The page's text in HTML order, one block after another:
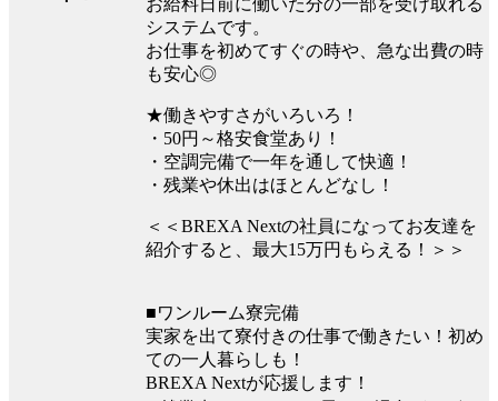
お給料日前に働いた分の一部を受け取れる
システムです。
お仕事を初めてすぐの時や、急な出費の時
も安心◎
★働きやすさがいろいろ！
・50円～格安食堂あり！
・空調完備で一年を通して快適！
・残業や休出はほとんどなし！
＜＜BREXA Nextの社員になってお友達を
紹介すると、最大15万円もらえる！＞＞
■ワンルーム寮完備
実家を出て寮付きの仕事で働きたい！初め
ての一人暮らしも！
BREXA Nextが応援します！